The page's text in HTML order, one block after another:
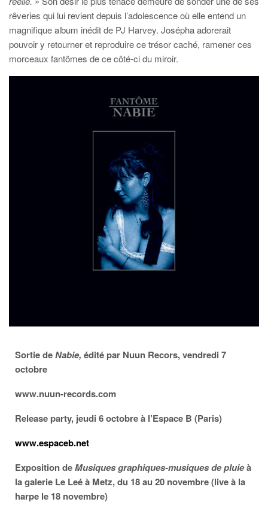
rêveries qui lui revient depuis l’adolescence où elle entend un
magnifique album inédit de PJ Harvey. Josépha adorerait
pouvoir y retourner et reproduire ce trésor caché, ramener ces
morceaux fantômes de ce côté-ci du miroir.
Sortie deNabie, édité par Nuun Recors, vendredi 7
octobre
www.nuun-records.com
Release party, jeudi 6 octobre à l’Espace B (Paris)
www.espaceb.net
Exposition deMusiques graphiques-musiques de pluieà
la galerie Le Leé à Metz, du 18 au 20 novembre (live à la
harpe le 18 novembre)